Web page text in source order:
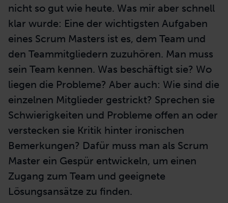
nicht so gut wie heute. Was mir aber schnell
klar wurde: Eine der wichtigsten Aufgaben
eines Scrum Masters ist es, dem Team und
den Teammitgliedern zuzuhören. Man muss
sein Team kennen. Was beschäftigt sie? Wo
liegen die Probleme? Aber auch: Wie sind die
einzelnen Mitglieder gestrickt? Sprechen sie
Schwierigkeiten und Probleme offen an oder
verstecken sie Kritik hinter ironischen
Bemerkungen? Dafür muss man als Scrum
Master ein Gespür entwickeln, um einen
Zugang zum Team und geeignete
Lösungsansätze zu finden.